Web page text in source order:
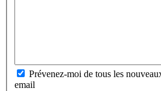
Prévenez-moi de tous les
email